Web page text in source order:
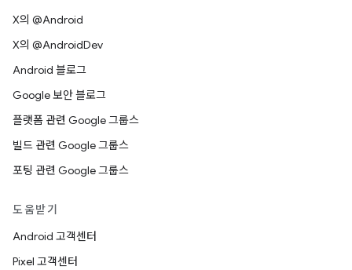
X의 @Android
X의 @AndroidDev
Android 블로그
Google 보안 블로그
플랫폼 관련 Google 그룹스
빌드 관련 Google 그룹스
포팅 관련 Google 그룹스
도움받기
Android 고객센터
Pixel 고객센터